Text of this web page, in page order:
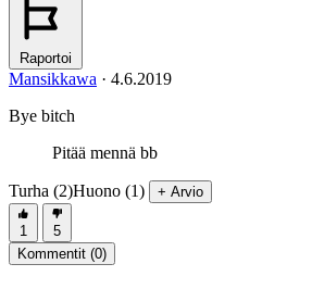
Raportoi
Mansikkawa · 4.6.2019
Bye bitch
Pitää mennä bb
Turha (2)Huono (1) + Arvio
1
5
Kommentit (0)